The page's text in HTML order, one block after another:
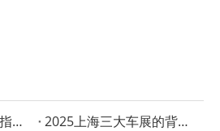
凤鸣电缆UL认证选型指南：如何根据应用选择合适的高温线？
2025上海三大车展的背后——凤鸣电缆以高温黑科技赋能新能源与智能制造